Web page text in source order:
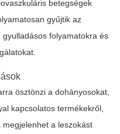
betegségek
gyűjtik az
folyamatokra és
ösztönzi a dohányosokat,
kapcsolatos termékekről,
a leszokást